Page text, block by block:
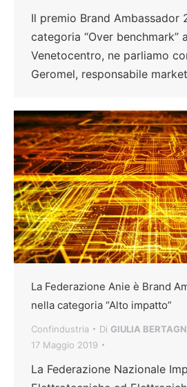
Il premio Brand Ambassador
categoria “Over benchmark”
Venetocentro, ne parliamo
Geromel, responsabile
La Federazione Anie è Brand
nella categoria “Alto impatto”
Confindustria Di GIULIA
17 Maggio 2019
La Federazione Nazionale